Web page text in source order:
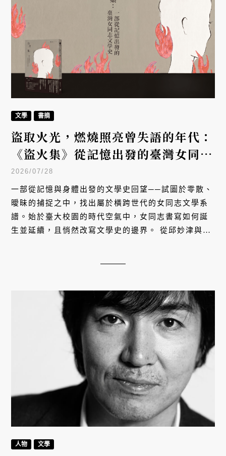
文學 書摘
盜取火光，燃燒照亮曾失語的年代：
《盜火集》從記憶出發的臺灣女同志
文學史
2026/07/28
一部從記憶與身體出發的文學史回望──試圖於零散、
曖昧的捕捉之中，找出屬於橫跨世代的女同志文學系
譜。始於臺大校園的時代空氣中，女同志書寫如何誕
生並延續，且悄然改寫文學史的邊界。 從邱妙津與葉
人物 文學